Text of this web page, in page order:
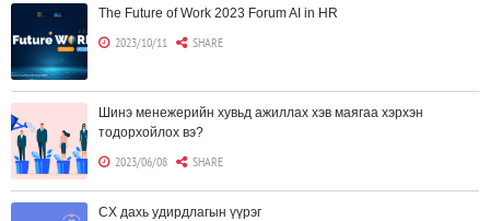
The Future of Work 2023 Forum AI in HR
2023/10/11 SHARE
Шинэ менежерийн хувьд ажиллах хэв маягаа хэрхэн
тодорхойлох вэ?
2023/06/08 SHARE
CX дахь удирдлагын үүрэг